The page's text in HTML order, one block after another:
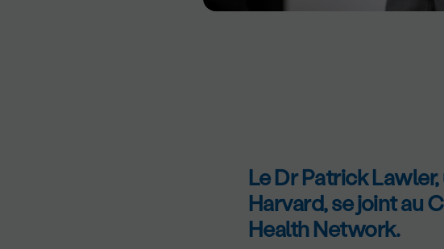
Le Dr Patrick
Harvard, se joint au
Health Network.